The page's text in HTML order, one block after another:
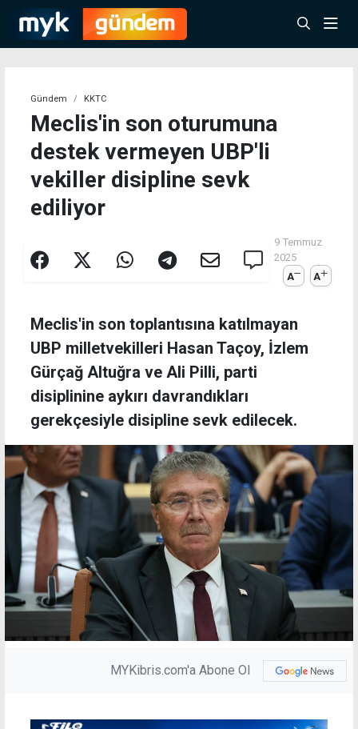
Gündem KKTC
Meclis'in son oturumuna
destek vermeyen UBP'li
vekiller disipline sevk
ediliyor
9 Temmuz
2025
A
A
Meclis'in son toplantısına katılmayan
UBP milletvekilleri Hasan Taçoy, İzlem
Gürçağ Altuğra ve Ali Pilli, parti
disiplinine aykırı davrandıkları
gerekçesiyle disipline sevk edilecek.
MYKibris.com'a Abone Ol